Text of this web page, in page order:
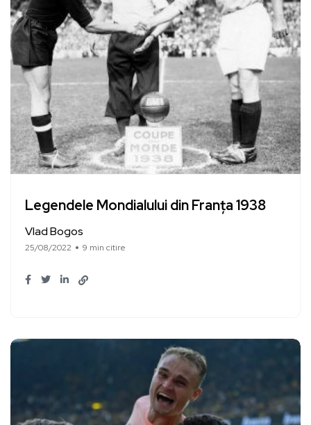
Legendele Mondialului din Franța 1938
Vlad Bogos
25/08/2022 9 min citire